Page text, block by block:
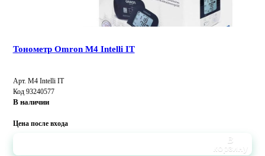
Тонометр Omron M4 Intelli IT
Арт. M4 Intelli IT
Код 93240577
В наличии
Цена после входа
В
корзину